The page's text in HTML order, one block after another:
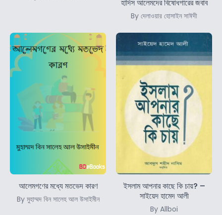
হাদিস আলেমদের বিষোধগারের জবাব
By দেলাওয়ার হোসাইন সাঈদী
আলেমগণের মধ্যে মতভেদ কারণ
By মুহাম্মদ বিন সালেহ আল উসাইমীন
ইসলাম আপনার কাছে কি চায়? –
সাইয়েদ হামেদ আলী
By Allboi